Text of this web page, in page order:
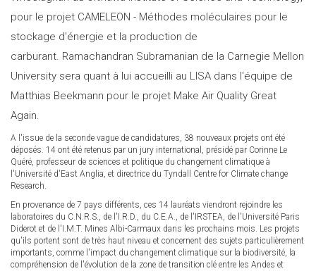
pour le projet CAMELEON - Méthodes moléculaires pour le
stockage d'énergie et la production de
carburant. Ramachandran Subramanian de la Carnegie Mellon
University sera quant à lui accueilli au LISA dans l'équipe de
Matthias Beekmann pour le projet Make Air Quality Great
Again.
A l'issue de la seconde vague de candidatures, 38 nouveaux projets ont été
déposés. 14 ont été retenus par un jury international, présidé par Corinne Le
Quéré, professeur de sciences et politique du changement climatique à
l'Université d'East Anglia, et directrice du Tyndall Centre for Climate change
Research.
En provenance de 7 pays différents, ces 14 lauréats viendront rejoindre les
laboratoires du C.N.R.S., de l'I.R.D., du C.E.A., de l'IRSTEA, de l'Université Paris
Diderot et de l'I.M.T. Mines Albi-Carmaux dans les prochains mois. Les projets
qu'ils portent sont de très haut niveau et concernent des sujets particulièrement
importants, comme l'impact du changement climatique sur la biodiversité, la
compréhension de l'évolution de la zone de transition clé entre les Andes et